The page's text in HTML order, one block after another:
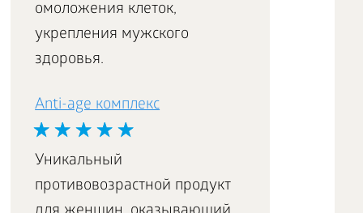
омоложения клеток,
укрепления мужского
здоровья.
Аnti-age комплекс
Уникальный
противовозрастной продукт